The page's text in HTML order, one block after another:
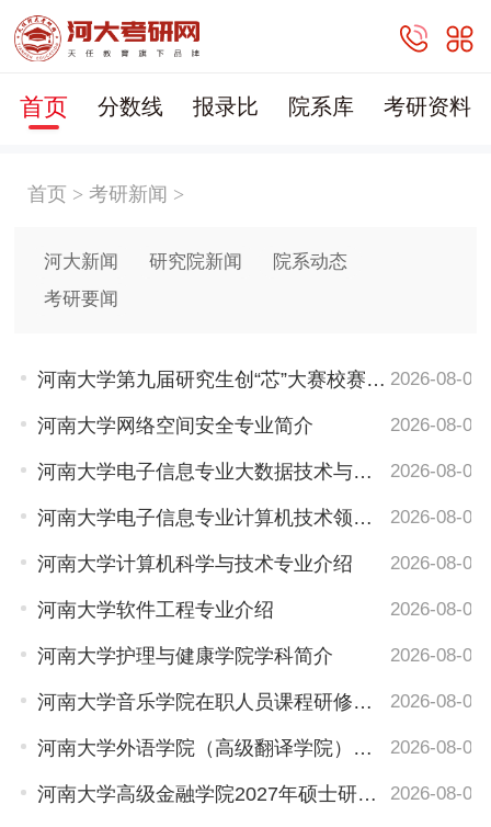
首页 分数线 报录比 院系库 考研资料
首页 > 考研新闻 >
河大新闻 研究院新闻
院系动态
考研要闻
河南大学第九届研究生创“芯”大赛校赛 顺利举行 2026-08-05
河南大学网络空间安全专业简介 2026-08-05
河南大学电子信息专业大数据技术与工程领域简介 2026-08-05
河南大学电子信息专业计算机技术领域简介 2026-08-05
河南大学计算机科学与技术专业介绍 2026-08-05
河南大学软件工程专业介绍 2026-08-05
河南大学护理与健康学院学科简介 2026-08-05
河南大学音乐学院在职人员课程研修班招生简章 2026-08-05
河南大学外语学院（高级翻译学院）简介 2026-08-05
河南大学高级金融学院2027年硕士研究生招生信息公告 2026-08-05